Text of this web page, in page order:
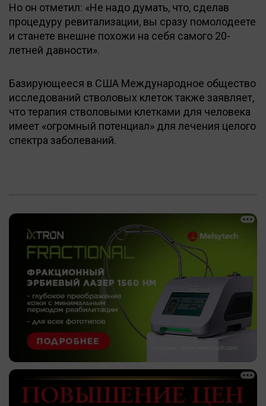
Но он отметил: «Не надо думать, что, сделав
процедуру ревитализации, вы сразу помолодеете
и станете внешне похожи на себя самого 20-
летней давности».
Базирующееся в США Международное общество
исследований стволовых клеток также заявляет,
что терапия стволовыми клетками для человека
имеет «огромный потенциал» для лечения целого
спектра заболеваний.